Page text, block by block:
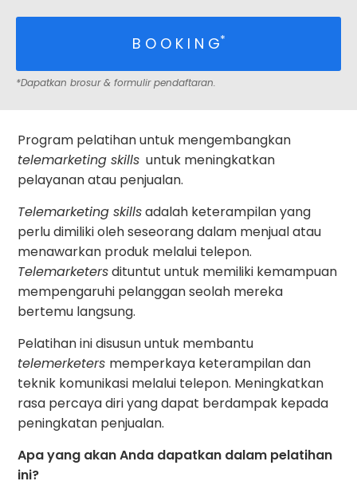
B O O K I N G*
*Dapatkan brosur & formulir pendaftaran.
Program pelatihan untuk mengembangkan
telemarketing skills untuk meningkatkan
pelayanan atau penjualan.
Telemarketing skillsadalah keterampilan yang
perlu dimiliki oleh seseorang dalam menjual atau
menawarkan produk melalui telepon.
Telemarketersdituntut untuk memiliki kemampuan
mempengaruhi pelanggan seolah mereka
bertemu langsung.
Pelatihan ini disusun untuk membantu
telemerketers memperkaya keterampilan dan
teknik komunikasi melalui telepon. Meningkatkan
rasa percaya diri yang dapat berdampak kepada
peningkatan penjualan.
Apa yang akan Anda dapatkan dalam pelatihan
ini?